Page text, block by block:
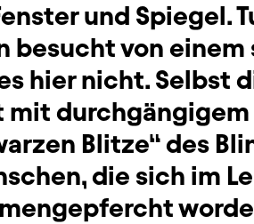
und Spiegel.
besucht von
hier nicht. Selbst
durchgängigem
Blitze“ des
die sich im